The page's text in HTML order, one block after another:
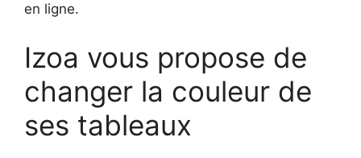
en ligne.
Izoa vous propose de
changer la couleur de
ses tableaux